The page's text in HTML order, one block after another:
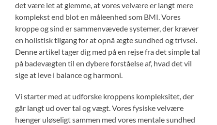
det være let at glemme, at vores velvære er langt mere
komplekst end blot en måleenhed som BMI. Vores
kroppe og sind er sammenvævede systemer, der kræver
en holistisk tilgang for at opnå ægte sundhed og trivsel.
Denne artikel tager dig med på en rejse fra det simple tal
på badevægten til en dybere forståelse af, hvad det vil
sige at leve i balance og harmoni.
Vi starter med at udforske kroppens kompleksitet, der
går langt ud over tal og vægt. Vores fysiske velvære
hænger uløseligt sammen med vores mentale sundhed